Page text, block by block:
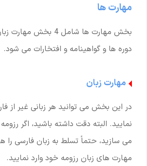
مهارت ها
بخش مهارت ها شامل 4
دوره ها و گواهینامه و افتخارات می شود.
مهارت زبان
در این بخش می توانید هر زبانی غیر از
نمایید. البته دقت داشته باشید، اگر
می سازید، حتماً تسلط به زبان فارسی
مهارت های زبان رزومه خود وارد نمایید.